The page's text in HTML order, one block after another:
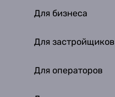
Для бизнеса
Для застройщиков
Для операторов